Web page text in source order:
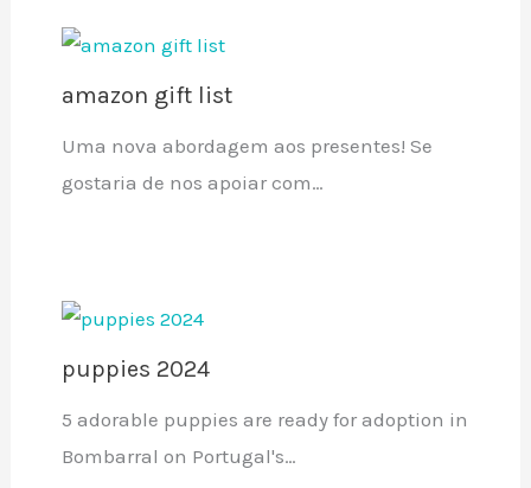
amazon gift list
Uma nova abordagem aos presentes! Se
gostaria de nos apoiar com…
puppies 2024
5 adorable puppies are ready for adoption in
Bombarral on Portugal's…